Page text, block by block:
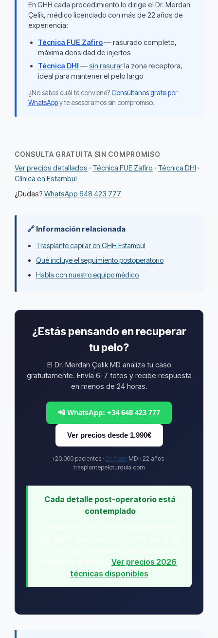
En GHH cada procedimiento lo dirige el Dr. Merdan
Çelik, médico licenciado con más de 22 años de
experiencia:
Técnica FUE Zafiro— rasurado completo,
máxima densidad de injertos
Técnica DHI —sin rasurarla zona receptora,
ideal para mantener el pelo largo
¿No sabes cuál te conviene?Consúltanos gratis por
WhatsAppy te asesoramos sin compromiso.
CONSULTA GRATUITA SIN COMPROMISO
Ver precios detallados · Técnica FUE Zafiro · Técnica DHI ·
Clínica en Estambul
¿Dudas? WhatsApp 648 423 777
🔗 Información relacionada
Trasplante capilar en GHH Estambul
Qué incluye el seguimiento postoperatorio
Habla con nuestro equipo médico
¿Estás pensando en recuperar
tu pelo?
El Dr. Merdan Çelik MD analiza tu caso
gratuitamente. Envía 6-7 fotos y recibe respuesta
en menos de 24 horas.
📲 WhatsApp: +34 648 423 777
Ver precios desde 1.990€
+20.000 pacientes · Dr. ÇelikMD +22 años ·
trasplantepeloturquia.com
Cada detalle post-operatorio está
contemplado
Ver precios 2026
técnicas disponibles